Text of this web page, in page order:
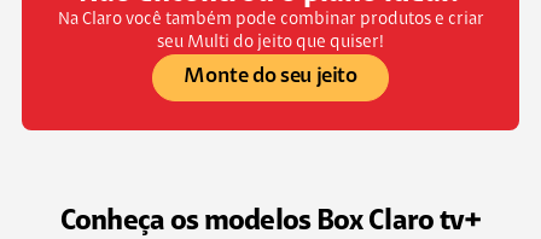
Na Claro você também pode combinar produtos e criar
seu Multi do jeito que quiser!
Monte do seu jeito
Conheça os modelos Box Claro tv+